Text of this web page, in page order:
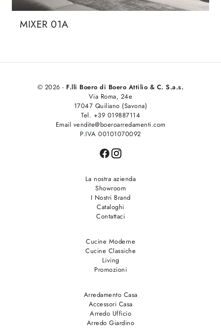
MIXER 01A
© 2026 - F.lli Boero di Boero Attilio & C. S.a.s.
Via Roma, 24e
17047 Quiliano (Savona)
Tel. +39 019887114
Email vendite@boeroarredamenti.com
P.IVA 00101070092
La nostra azienda
Showroom
I Nostri Brand
Cataloghi
Contattaci
Cucine Moderne
Cucine Classiche
Living
Promozioni
Arredamento Casa
Accessori Casa
Arredo Ufficio
Arredo Giardino